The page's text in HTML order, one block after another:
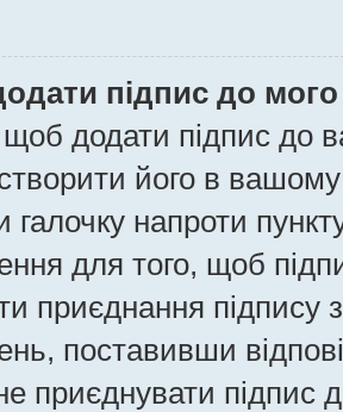
підпис до
додати підпис до
його в
галочку напроти
для того, щоб
приєднання
поставивши
приєднувати підпис